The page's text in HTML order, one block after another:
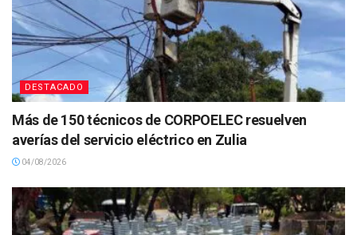
DESTACADO
Más de 150 técnicos de CORPOELEC resuelven
averías del servicio eléctrico en Zulia
04/08/2026